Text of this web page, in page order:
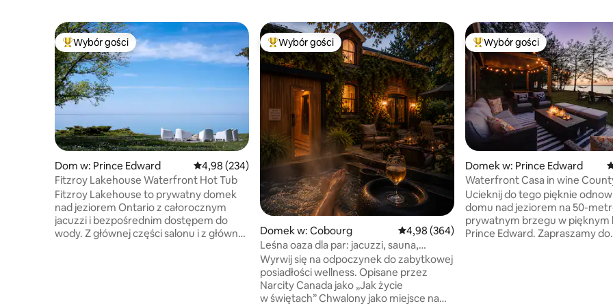
Najpopularniejsze z kategorii Wybór gości
Wybór gości
Dom w: Prince Edward Średnia ocena: 4,98 na 5, liczba recenzji: 234
4,98 (234)
Fitzroy Lakehouse Waterfront Hot Tub
Fitzroy Lakehouse to prywatny domek
nad jeziorem Ontario z całorocznym
jacuzzi i bezpośrednim dostępem do
wody. Z głównej części salonu i z głównej
Najpopularniejsze z kategorii Wybór gości
Wybór gości
Domek w: Cobourg Średnia ocena: 4,98 na 5, liczba recenzji: 364
4,98 (364)
Leśna oaza dla par: jacuzzi, sauna,
kominek
Wyrwij się na odpoczynek do zabytkowej
posiadłości wellness. Opisane przez
Narcity Canada jako „Jak życie
w świętach” Chwalony jako miejsce na
Najpopularniejsze z kategorii
Wybór gości
Domek w: Prince Edward
Waterfront Casa in wine
SAUNĄ i JACUZZI
Ucieknij do tego pięknie
domu nad jeziorem na 50-
prywatnym brzegu w pięknym
Prince Edward. Zapraszamy do